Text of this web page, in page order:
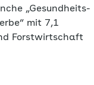
„Gesundheits-
mit 7,1
Forstwirtschaft